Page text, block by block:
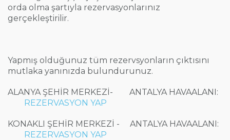
orda olma şartıyla rezervasyonlarınız
gerçekleştirilir.
Yapmış olduğunuz tüm rezervsyonların çıktısını
mutlaka yanınızda bulundurunuz.
ALANYA ŞEHİR MERKEZİ- ANTALYA HAVAALANI:
REZERVASYON YAP
KONAKLI ŞEHİR MERKEZİ - ANTALYA HAVAALANI:
REZERVASYON YAP